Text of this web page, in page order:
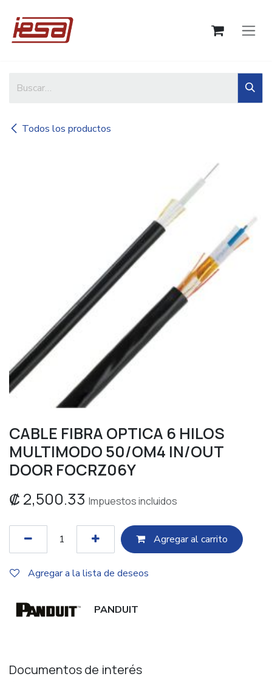
Todos los productos
CABLE FIBRA OPTICA 6 HILOS
MULTIMODO 50/OM4 IN/OUT
DOOR FOCRZ06Y
₡ 2,500.33 Impuestos incluidos
Agregar al c​​arrito
Agregar a la lista de deseos
PANDUIT
Documentos de interés